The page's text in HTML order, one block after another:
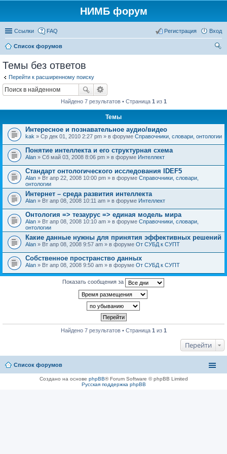
НИМБ форум
Ссылки FAQ Вход
Регистрация
Список форумов
Темы без ответов
Перейти к расширенному поиску
Найдено 7 результатов • Страница 1 из 1
Темы
Интересное и познавательное аудио/видео
kak » Ср дек 01, 2010 2:27 pm » в форуме Справочники, словари, онтологии
Понятие интеллекта и его структурная схема
Alan » Сб май 03, 2008 8:06 pm » в форуме Интеллект
Стандарт онтологического исследования IDEF5
Alan » Вт апр 22, 2008 10:00 pm » в форуме Справочники, словари,
онтологии
Интернет – среда развития интеллекта
Alan » Вт апр 08, 2008 10:11 am » в форуме Интеллект
Онтология => тезаурус => единая модель мира
Alan » Вт апр 08, 2008 10:10 am » в форуме Справочники, словари,
онтологии
Какие данные нужны для принятия эффективных решений
Alan » Вт апр 08, 2008 9:57 am » в форуме От СУБД к СУПТ
Собственное пространство данных
Alan » Вт апр 08, 2008 9:50 am » в форуме От СУБД к СУПТ
Показать сообщения за
Найдено 7 результатов • Страница 1 из 1
Перейти
Список форумов
Создано на основе phpBB® Forum Software © phpBB Limited
Русская поддержка phpBB